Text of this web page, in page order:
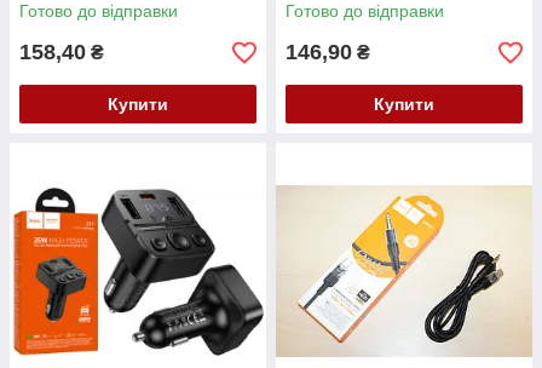
Готово до відправки
158,40 ₴
Купити
Готово до відправки
146,90 ₴
Купити